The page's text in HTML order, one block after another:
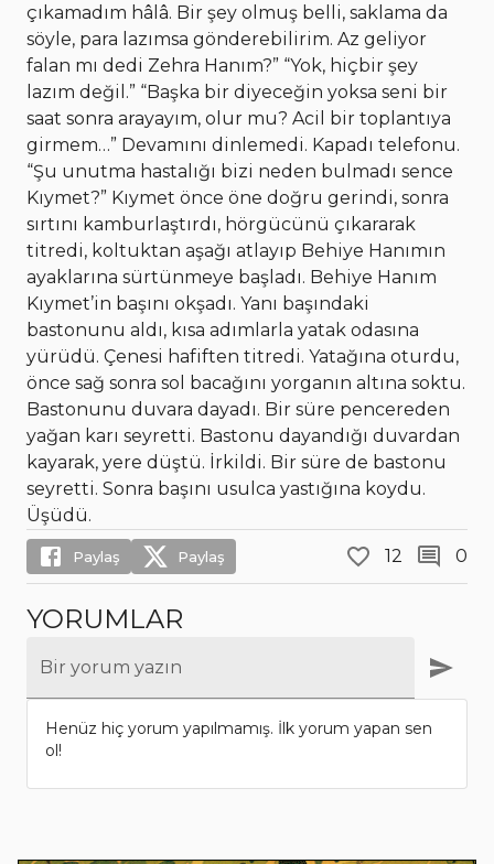
çıkamadım hâlâ. Bir şey olmuş belli, saklama da
söyle, para lazımsa gönderebilirim. Az geliyor
falan mı dedi Zehra Hanım?” “Yok, hiçbir şey
lazım değil.” “Başka bir diyeceğin yoksa seni bir
saat sonra arayayım, olur mu? Acil bir toplantıya
girmem…” Devamını dinlemedi. Kapadı telefonu.
“Şu unutma hastalığı bizi neden bulmadı sence
Kıymet?” Kıymet önce öne doğru gerindi, sonra
sırtını kamburlaştırdı, hörgücünü çıkararak
titredi, koltuktan aşağı atlayıp Behiye Hanımın
ayaklarına sürtünmeye başladı. Behiye Hanım
Kıymet’in başını okşadı. Yanı başındaki
bastonunu aldı, kısa adımlarla yatak odasına
yürüdü. Çenesi hafiften titredi. Yatağına oturdu,
önce sağ sonra sol bacağını yorganın altına soktu.
Bastonunu duvara dayadı. Bir süre pencereden
yağan karı seyretti. Bastonu dayandığı duvardan
kayarak, yere düştü. İrkildi. Bir süre de bastonu
seyretti. Sonra başını usulca yastığına koydu.
Üşüdü.
Paylaş Paylaş 12 0
YORUMLAR
Bir yorum yazın
Henüz hiç yorum yapılmamış. İlk yorum yapan sen
ol!